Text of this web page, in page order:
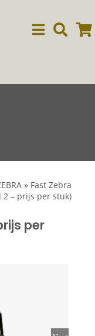
» Fast Zebra
2 – prijs per stuk)
per